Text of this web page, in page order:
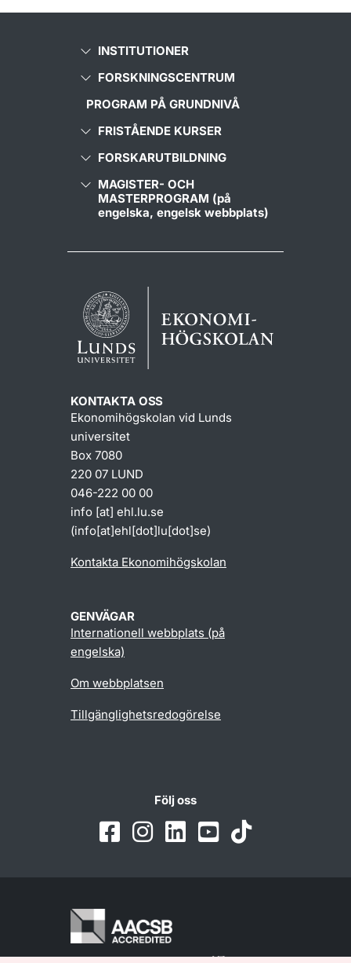
INSTITUTIONER
FORSKNINGSCENTRUM
PROGRAM PÅ GRUNDNIVÅ
FRISTÅENDE KURSER
FORSKARUTBILDNING
MAGISTER- OCH
MASTERPROGRAM (på
engelska, engelsk webbplats)
KONTAKTA OSS
Ekonomihögskolan vid Lunds
universitet
Box 7080
220 07 LUND
046-222 00 00
info [at] ehl.lu.se
(info[at]ehl[dot]lu[dot]se)
Kontakta Ekonomihögskolan
GENVÄGAR
Internationell webbplats (på
engelska)
Om webbplatsen
Tillgänglighetsredogörelse
Följ oss